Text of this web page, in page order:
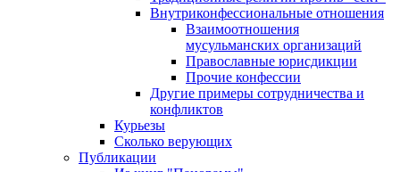
Внутриконфессиональные отношения
Взаимоотношения
мусульманских организаций
Православные юрисдикции
Прочие конфессии
Другие примеры сотрудничества и
конфликтов
Курьезы
Сколько верующих
Публикации